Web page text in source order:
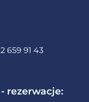
659 91 43
rezerwacje: